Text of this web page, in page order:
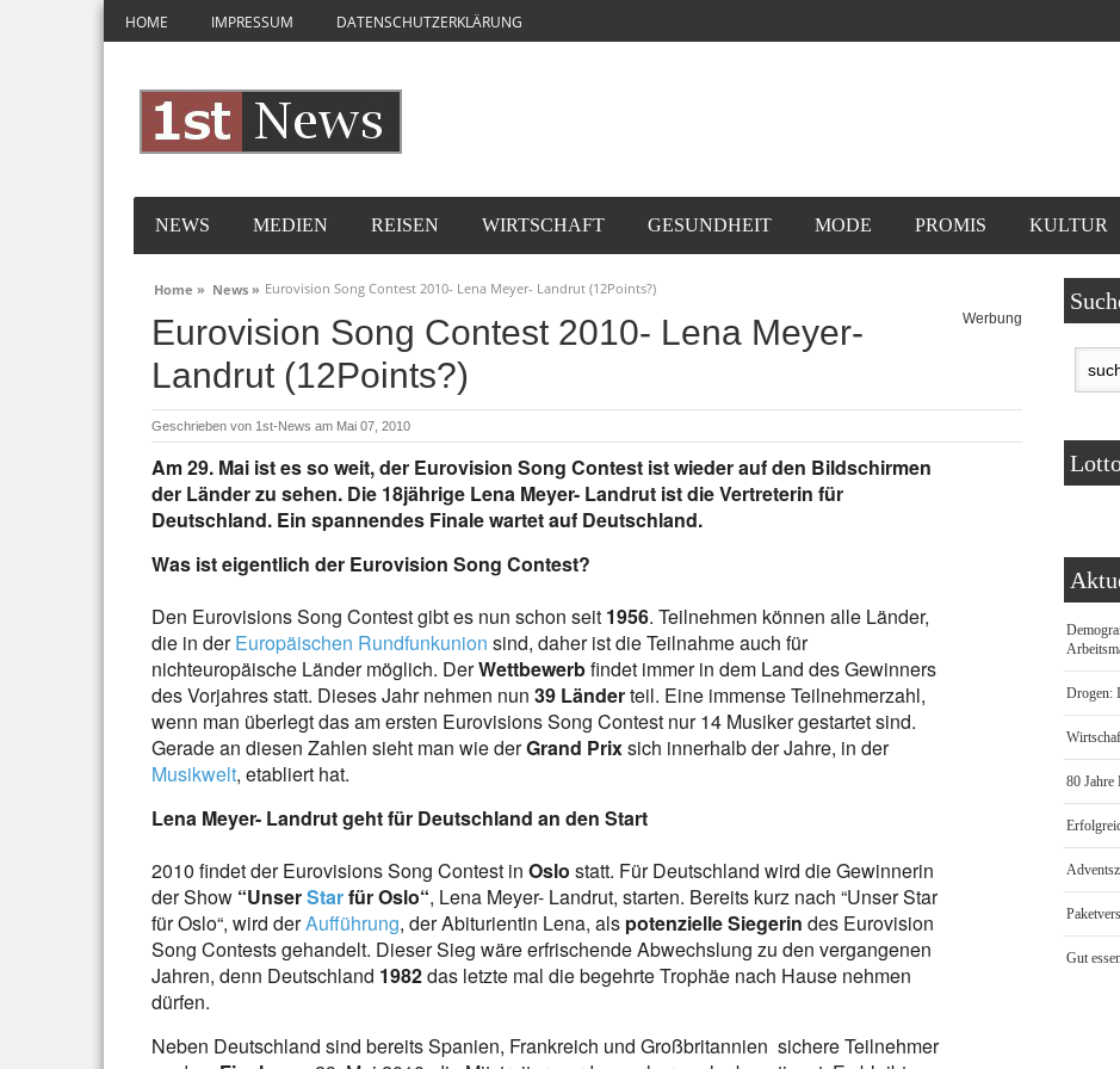
HOME IMPRESSUM DATENSCHUTZERKLÄRUNG
NEWS MEDIEN REISEN WIRTSCHAFT GESUNDHEIT MODE PROMIS KULTUR
Home » News » Eurovision Song Contest 2010- Lena Meyer- Landrut (12Points?)
Eurovision Song Contest 2010- Lena Meyer-
Landrut (12Points?)
Werbung
Geschrieben von 1st-News am Mai 07, 2010
Am 29. Mai ist es so weit, der Eurovision Song Contest ist wieder auf den Bildschirmen
der Länder zu sehen. Die 18jährige Lena Meyer- Landrut ist die Vertreterin für
Deutschland. Ein spannendes Finale wartet auf Deutschland.
Was ist eigentlich der Eurovision Song Contest?
Den Eurovisions Song Contest gibt es nun schon seit 1956. Teilnehmen können alle Länder,
die in derEuropäischen Rundfunkunion sind, daher ist die Teilnahme auch für
nichteuropäische Länder möglich. DerWettbewerbfindet immerin dem Land des Gewinners
des Vorjahres statt. Dieses Jahr nehmen nun 39 Länderteil. Eine immense Teilnehmerzahl,
wenn man überlegt das am ersten Eurovisions Song Contest nur 14 Musiker gestartet sind.
Gerade an diesen Zahlen sieht man wie derGrand Prixsich innerhalb der Jahre, in der
Musikwelt, etabliert hat.
Lena Meyer- Landrut geht für Deutschland an den Start
2010 findet der Eurovisions Song Contest in Oslo statt. Für Deutschland wird die Gewinnerin
der Show “UnserStarfür Oslo“, Lena Meyer- Landrut, starten. Bereits kurz nach “Unser Star
für Oslo“, wird derAufführung, der Abiturientin Lena, als potenzielle Siegerin des Eurovision
Song Contests gehandelt. Dieser Sieg wäre erfrischende Abwechslung zu den vergangenen
Jahren, denn Deutschland 1982das letzte mal die begehrte Trophäe nach Hause nehmen
dürfen.
Neben Deutschland sind bereits Spanien, Frankreich und Großbritannien sichere Teilnehmer
Drogen:
80
Gut